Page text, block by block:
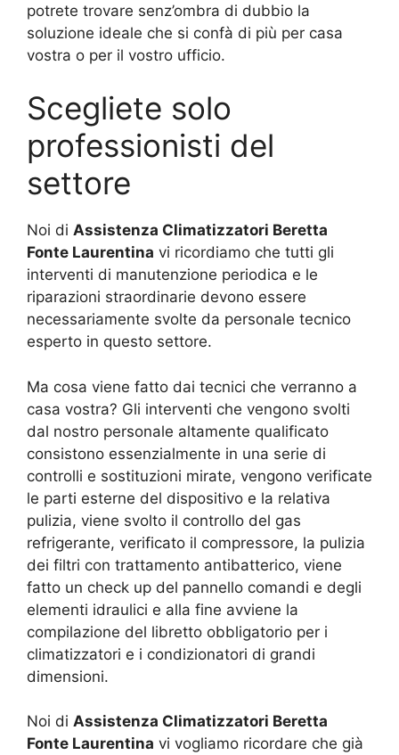
potrete trovare senz’ombra di dubbio la
soluzione ideale che si confà di più per casa
vostra o per il vostro ufficio.
Scegliete solo
professionisti del
settore
Noi di Assistenza Climatizzatori Beretta
Fonte Laurentina vi ricordiamo che tutti gli
interventi di manutenzione periodica e le
riparazioni straordinarie devono essere
necessariamente svolte da personale tecnico
esperto in questo settore.
Ma cosa viene fatto dai tecnici che verranno a
casa vostra? Gli interventi che vengono svolti
dal nostro personale altamente qualificato
consistono essenzialmente in una serie di
controlli e sostituzioni mirate, vengono verificate
le parti esterne del dispositivo e la relativa
pulizia, viene svolto il controllo del gas
refrigerante, verificato il compressore, la pulizia
dei filtri con trattamento antibatterico, viene
fatto un check up del pannello comandi e degli
elementi idraulici e alla fine avviene la
compilazione del libretto obbligatorio per i
climatizzatori e i condizionatori di grandi
dimensioni.
Noi di Assistenza Climatizzatori Beretta
Fonte Laurentina vi vogliamo ricordare che già